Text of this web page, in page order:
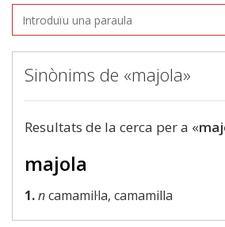
Sinònims de «majola»
Resultats de la cerca per a «
majola
1.ncamamil·la, camamilla